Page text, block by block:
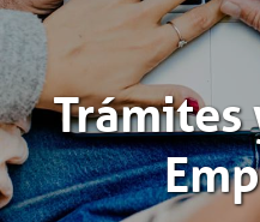
Trámites